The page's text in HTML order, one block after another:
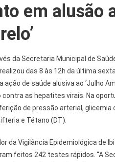
em alusão
da Secretaria Municipal de
das 8 às 12h da última
de saúde alusiva ao ‘Julho
as hepatites virais. Na
de pressão arterial, glicemia
e Tétano (DT).
da Vigilância Epidemiológica de
feitos 242 testes rápidos. “A